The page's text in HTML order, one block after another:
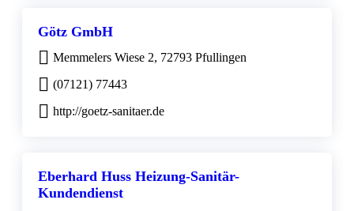
Götz GmbH
Memmelers Wiese 2, 72793 Pfullingen
(07121) 77443
http://goetz-sanitaer.de
Eberhard Huss Heizung-Sanitär-
Kundendienst